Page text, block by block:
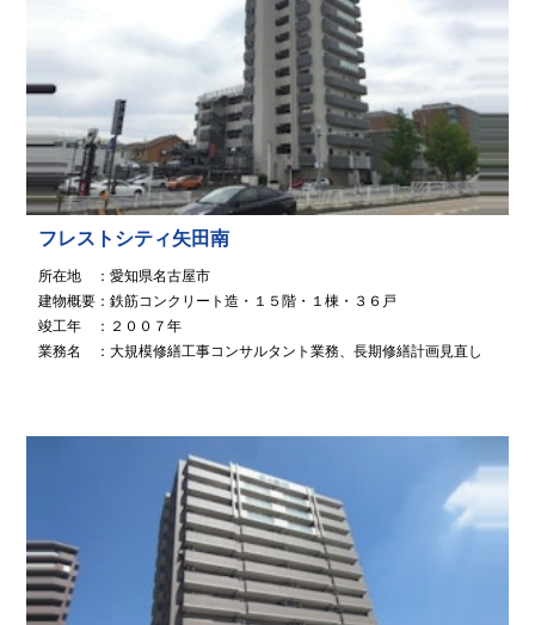
フレストシティ矢田南
所在地 ：愛知県名古屋市
建物概要：鉄筋コンクリート造・１５階・１棟・３６戸
竣工年 ：２００７年
業務名 ：大規模修繕工事コンサルタント業務、長期修繕計画見直し